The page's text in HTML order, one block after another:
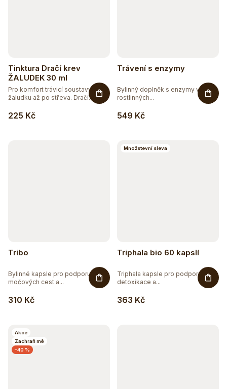
Tinktura Dračí krev
ŽALUDEK 30 ml
225 Kč
Pro komfort trávicí soustavy od
žaludku až po střeva. Dračí...
Trávení s enzymy
549 Kč
Bylinný doplněk s enzymy v
rostlinných...
Tribo
310 Kč
Bylinné kapsle pro podporu
močových cest a...
Množstevní sleva
Triphala bio 60 kapslí
363 Kč
Triphala kapsle pro podporu
detoxikace a...
Akce
Zachraň mě
–40 %